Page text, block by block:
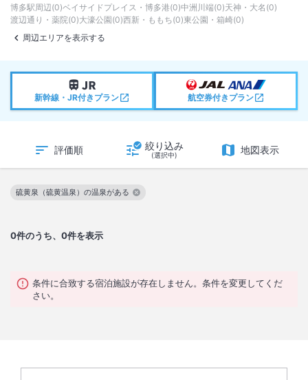
博多駅周辺(0)ベイサイドプレイス・博多港(0)中洲川端(0)天神・大名 (0)
渡辺通り・薬院(0)大濠公園(0)西新・ももち(0)東公園・箱崎(0)
周辺エリアを表示する
新幹線・JR付きプラン 航空券付きプラン
評価順 絞り込み
(選択中) 地図表示
0件のうち、0件を表示
硫黄泉（硫黄温泉）の温泉がある
この絞り込み条件を解除
条件に合致する宿泊施設が存在しません。条件を変更してくだ
さい。